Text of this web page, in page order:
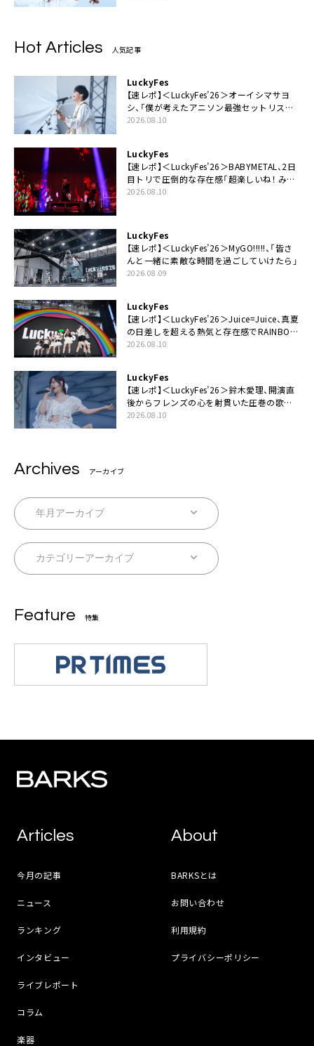
Hot Articles 人気記事
LuckyFes
【速レポ】＜LuckyFes’26＞オーイシマサヨ
シ、「僕が考えたアニソン最強セットリスト
で臨みます！」
2026.08.10
LuckyFes
【速レポ】＜LuckyFes’26＞BABYMETAL、2日
目トリで圧倒的な存在感「超楽しいね！ みん
なありがとう！」
2026.08.10
LuckyFes
【速レポ】＜LuckyFes’26＞MyGO!!!!!、「皆さ
んと一緒に素敵な時間を過ごしていけたら」
2026.08.09
LuckyFes
【速レポ】＜LuckyFes’26＞Juice=Juice、真夏
の日差しを超える熱気と存在感でRAINBOW
STAGE席巻
2026.08.10
LuckyFes
【速レポ】＜LuckyFes’26＞鈴木愛理、開演直
後からフレンズの心を射貫いた圧巻の歌
声。“最強の相方”の登場も「みなさんしっか
2026.08.10
Archives アーカイブ
Feature 特集
Articles
今月の記事
ニュース
ランキング
インタビュー
ライブレポート
コラム
楽器
About
BARKSとは
お問い合わせ
利用規約
プライバシーポリシー